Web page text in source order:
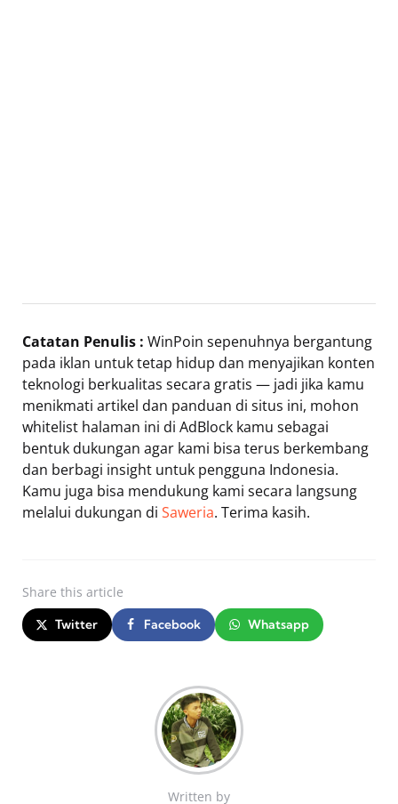
Catatan Penulis : WinPoin sepenuhnya bergantung
pada iklan untuk tetap hidup dan menyajikan konten
teknologi berkualitas secara gratis — jadi jika kamu
menikmati artikel dan panduan di situs ini, mohon
whitelist halaman ini di AdBlock kamu sebagai
bentuk dukungan agar kami bisa terus berkembang
dan berbagi insight untuk pengguna Indonesia.
Kamu juga bisa mendukung kami secara langsung
melalui dukungan di Saweria. Terima kasih.
Share this article
Twitter Facebook Whatsapp
Written by